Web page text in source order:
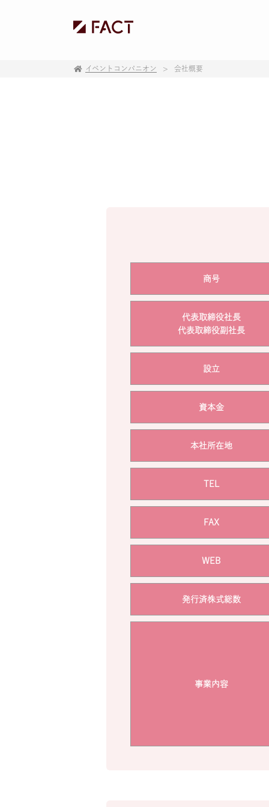
イベントコンパニオン 会社概要
商号
代表取締役社長
代表取締役副社長
設立
資本金
本社所在地
TEL
FAX
WEB
発行済株式総数
事業内容